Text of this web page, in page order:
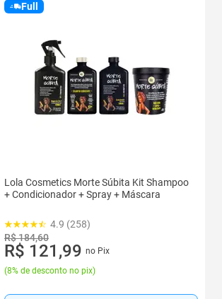
Full
Lola Cosmetics Morte Súbita Kit Shampoo
+ Condicionador + Spray + Máscara
4.9 (258)
R$ 184,60
R$ 121,99 no Pix
(8% de desconto no pix)